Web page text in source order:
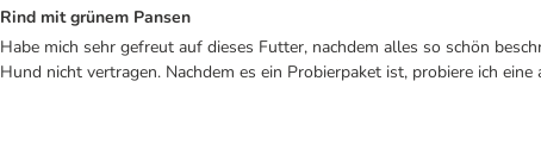
Rind mit grünem Pansen
Habe mich sehr gefreut auf dieses Futter, nachdem alles so schön
Hund nicht vertragen. Nachdem es ein Probierpaket ist, probiere ich eine